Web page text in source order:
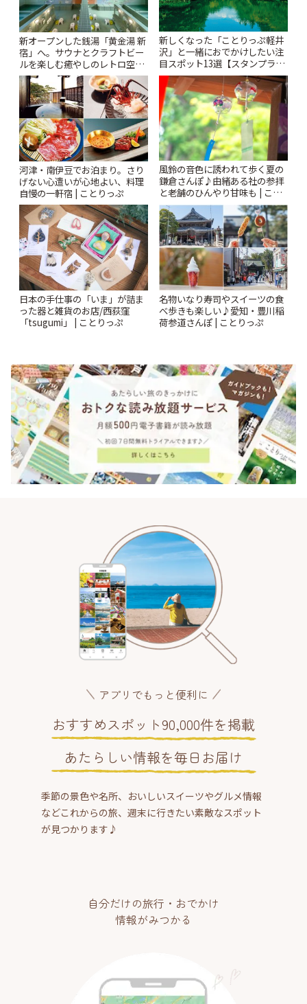
新オープンした銭湯「黄金湯 新
宿」へ。サウナとクラフトビー
ルを楽しむ癒やしのレトロ空間
| ことりっぷ
新しくなった「ことりっぷ軽井
沢」と一緒におでかけしたい注
目スポット13選【スタンプラリ
ー開催中】 | ことりっぷ
河津・南伊豆でお泊まり。さり
げない心遣いが心地よい、料理
自慢の一軒宿 | ことりっぷ
風鈴の音色に誘われて歩く夏の
鎌倉さんぽ♪由緒ある社の参拝
と老舗のひんやり甘味も | こと
りっぷ
日本の手仕事の「いま」が詰ま
った器と雑貨のお店/西荻窪
「tsugumi」 | ことりっぷ
名物いなり寿司やスイーツの食
べ歩きも楽しい♪愛知・豊川稲
荷参道さんぽ | ことりっぷ
アプリでもっと便利に
おすすめスポット90,000件を掲載
あたらしい情報を毎日お届け
季節の景色や名所、おいしいスイーツやグルメ情報
などこれからの旅、週末に行きたい素敵なスポット
が見つかります♪
自分だけの旅行・おでかけ
情報がみつかる